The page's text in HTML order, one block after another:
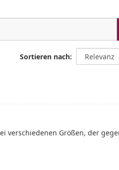
Sortieren nach
verschiedenen Größen, der